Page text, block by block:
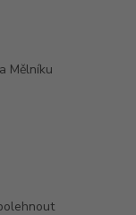
Mělníku